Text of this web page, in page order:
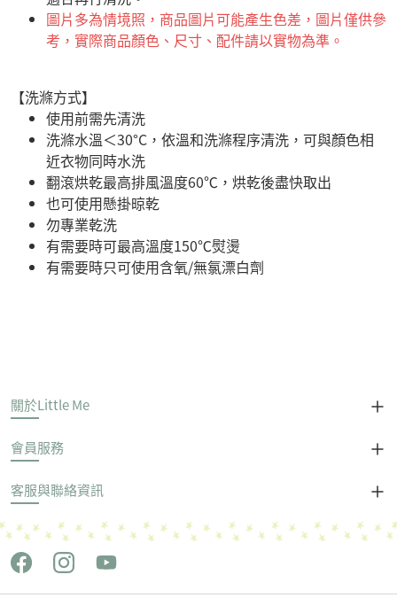
圖片多為情境照，商品圖片可能產生色差，圖片僅供參
考，實際商品顏色、尺寸、配件請以實物為準。
【洗滌方式】
使用前需先清洗
洗滌水溫＜30°C，依溫和洗滌程序清洗，可與顏色相
近衣物同時水洗
翻滾烘乾最高排風溫度60℃，烘乾後盡快取出
也可使用懸掛晾乾
勿專業乾洗
有需要時可最高溫度150℃熨燙
有需要時只可使用含氧/無氯漂白劑
關於Little Me
會員服務
客服與聯絡資訊